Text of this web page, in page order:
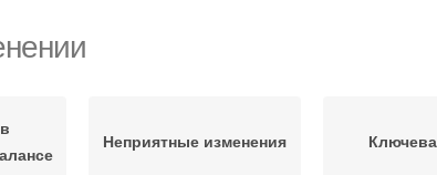
Неприятные изменения